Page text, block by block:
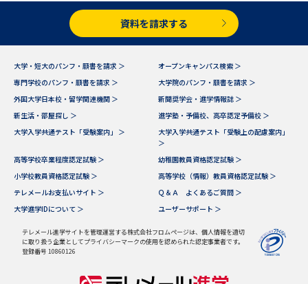
志望校・出願校を調べる
併願校選び 受験スケジュールを立てよう
先輩が入学を決めた理由 テレメール全国一斉進学調査
学問発見 学問検索
大学で学びたい学問発見
資料を請求する
大学・短大のパンフ・願書を請求 ＞
オープンキャンパス検索 ＞
専門学校のパンフ・願書を請求 ＞
大学院のパンフ・願書を請求 ＞
外国大学日本校・留学関連機関 ＞
新聞奨学会・進学情報誌 ＞
新生活・部屋探し ＞
進学塾・予備校、高卒認定予備校 ＞
大学入学共通テスト「受験案内」 ＞
大学入学共通テスト「受験上の配慮案内」
＞
高等学校卒業程度認定試験 ＞
幼稚園教員資格認定試験 ＞
小学校教員資格認定試験 ＞
高等学校（情報）教員資格認定試験 ＞
テレメールお支払いサイト ＞
Ｑ＆Ａ よくあるご質問 ＞
大学進学IDについて ＞
ユーザーサポート ＞
テレメール進学サイトを管理運営する株式会社フロムページは、個人情報を適切
に取り扱う企業としてプライバシーマークの使用を認められた認定事業者です。
登録番号 10860126